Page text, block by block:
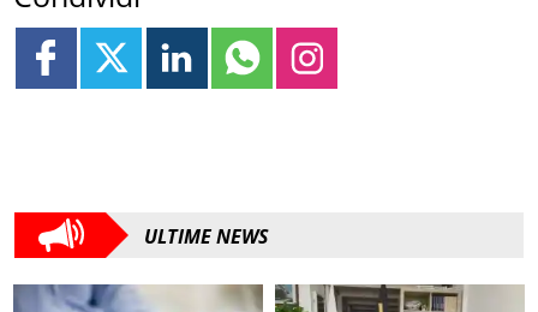
ULTIME NEWS